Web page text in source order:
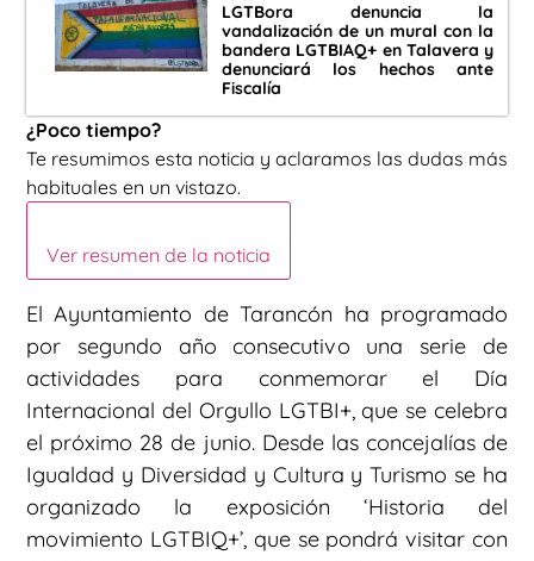
LGTBora denuncia la
vandalización de un mural con la
bandera LGTBIAQ+ en Talavera y
denunciará los hechos ante
Fiscalía
¿Poco tiempo?
Te resumimos esta noticia y aclaramos las dudas más
habituales en un vistazo.
Ver resumen de la noticia
El Ayuntamiento de Tarancón ha programado
por segundo año consecutivo una serie de
actividades para conmemorar el Día
Internacional del Orgullo LGTBI+, que se celebra
el próximo 28 de junio. Desde las concejalías de
Igualdad y Diversidad y Cultura y Turismo se ha
organizado la exposición ‘Historia del
movimiento LGTBIQ+’, que se pondrá visitar con